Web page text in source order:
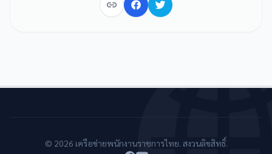
© 2026 เครือข่ายพนักงานราชการไทย. สงวนลิขสิทธิ์.